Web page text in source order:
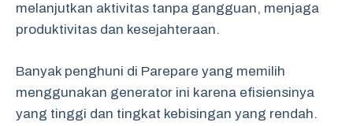
melanjutkan aktivitas tanpa gangguan, menjaga
produktivitas dan kesejahteraan.
Banyak penghuni di Parepare yang memilih
menggunakan generator ini karena efisiensinya
yang tinggi dan tingkat kebisingan yang rendah.